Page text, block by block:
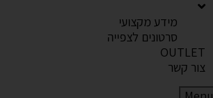
מידע מקצועי
סרטונים לצפייה
OUTLET
צור קשר